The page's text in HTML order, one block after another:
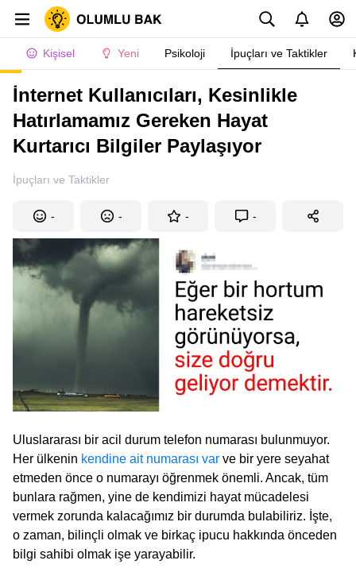
Kişisel Yeni Psikoloji İpuçları ve Taktikler
İnternet Kullanıcıları, Kesinlikle
Hatırlamamız Gereken Hayat
Kurtarıcı Bilgiler Paylaşıyor
İpuçları ve Taktikler
- - - -
Uluslararası bir acil durum telefon numarası bulunmuyor.
Her ülkenin kendine ait numarası var ve bir yere seyahat
etmeden önce o numarayı öğrenmek önemli. Ancak, tüm
bunlara rağmen, yine de kendimizi hayat mücadelesi
vermek zorunda kalacağımız bir durumda bulabiliriz. İşte,
o zaman, bilinçli olmak ve birkaç ipucu hakkında önceden
bilgi sahibi olmak işe yarayabilir.